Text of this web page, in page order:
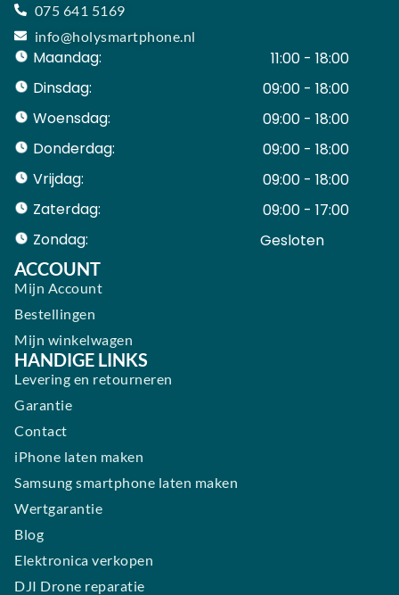
075 641 5169
info@holysmartphone.nl
Maandag:
11:00 - 18:00
Dinsdag:
09:00 - 18:00
Woensdag:
09:00 - 18:00
Donderdag:
09:00 - 18:00
Vrijdag:
09:00 - 18:00
Zaterdag:
09:00 - 17:00
Zondag:
Gesloten ​ ​ ​ ​ ​ ​ ​
ACCOUNT
Mijn Account
Bestellingen
Mijn winkelwagen
HANDIGE LINKS
Levering en retourneren
Garantie
Contact
iPhone laten maken
Samsung smartphone laten maken
Wertgarantie
Blog
Elektronica verkopen
DJI Drone reparatie